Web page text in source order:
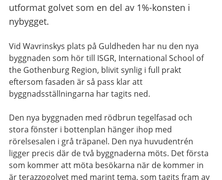
utformat golvet som en del av 1%-konsten i
nybygget.
Vid Wavrinskys plats på Guldheden har nu den nya
byggnaden som hör till ISGR, International School of
the Gothenburg Region, blivit synlig i full prakt
eftersom fasaden är så pass klar att
byggnadsställningarna har tagits ned.
Den nya byggnaden med rödbrun tegelfasad och
stora fönster i bottenplan hänger ihop med
rörelsesalen i grå träpanel. Den nya huvudentrén
ligger precis där de två byggnaderna möts. Det första
som kommer att möta besökarna när de kommer in
är terazzogolvet med marint tema, som tagits fram av